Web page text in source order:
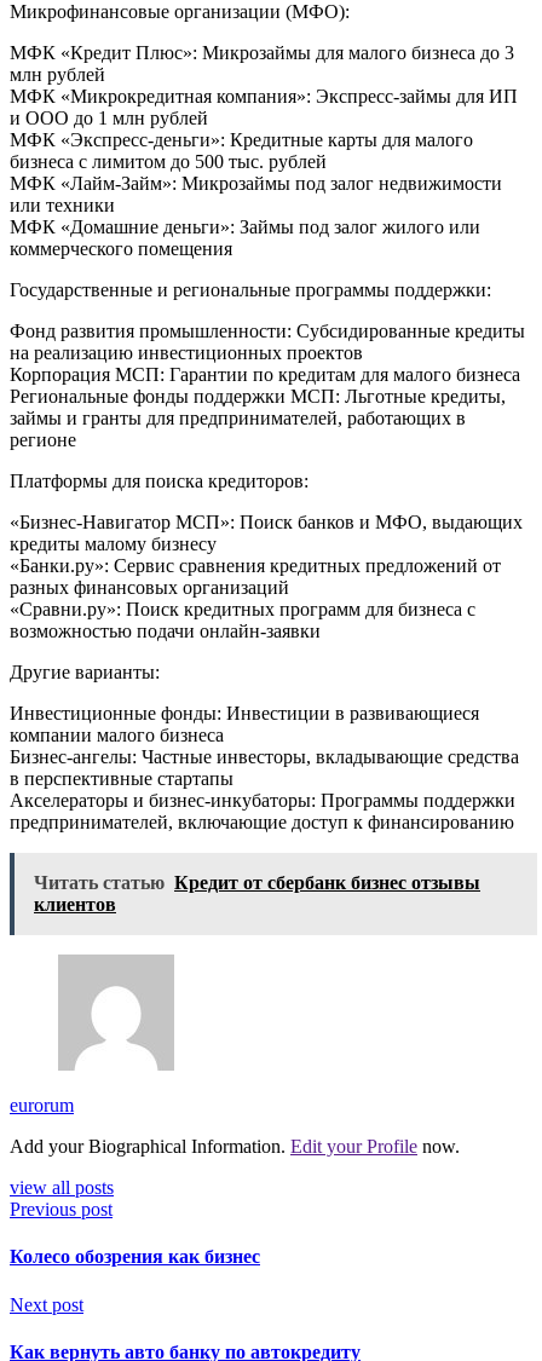
Микрофинансовые организации (МФО):
МФК «Кредит Плюс»: Микрозаймы для малого бизнеса до 3
млн рублей
МФК «Микрокредитная компания»: Экспресс-займы для ИП
и ООО до 1 млн рублей
МФК «Экспресс-деньги»: Кредитные карты для малого
бизнеса с лимитом до 500 тыс. рублей
МФК «Лайм-Займ»: Микрозаймы под залог недвижимости
или техники
МФК «Домашние деньги»: Займы под залог жилого или
коммерческого помещения
Государственные и региональные программы поддержки:
Фонд развития промышленности: Субсидированные кредиты
на реализацию инвестиционных проектов
Корпорация МСП: Гарантии по кредитам для малого бизнеса
Региональные фонды поддержки МСП: Льготные кредиты,
займы и гранты для предпринимателей, работающих в
регионе
Платформы для поиска кредиторов:
«Бизнес-Навигатор МСП»: Поиск банков и МФО, выдающих
кредиты малому бизнесу
«Банки.ру»: Сервис сравнения кредитных предложений от
разных финансовых организаций
«Сравни.ру»: Поиск кредитных программ для бизнеса с
возможностью подачи онлайн-заявки
Другие варианты:
Инвестиционные фонды: Инвестиции в развивающиеся
компании малого бизнеса
Бизнес-ангелы: Частные инвесторы, вкладывающие средства
в перспективные стартапы
Акселераторы и бизнес-инкубаторы: Программы поддержки
предпринимателей, включающие доступ к финансированию
Читать статью Кредит от сбербанк бизнес отзывы
клиентов
eurorum
Add your Biographical Information. Edit your Profile now.
view all posts
Previous post
Колесо обозрения как бизнес
Next post
Как вернуть авто банку по автокредиту